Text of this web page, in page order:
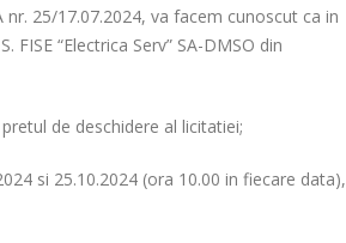
nr. 25/17.07.2024, va facem cunoscut ca in
“Electrica Serv” SA-DMSO din
de deschidere al licitatiei;
si 25.10.2024 (ora 10.00 in fiecare data),